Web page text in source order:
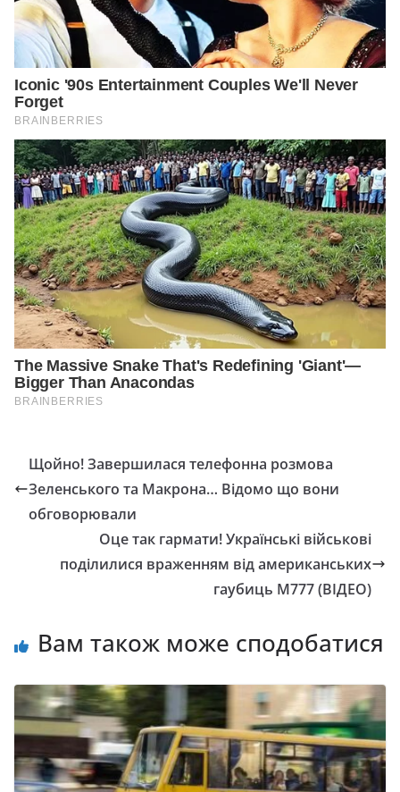
Щойно! Завершилася телефонна розмова
Зеленського та Макрона… Відомо що вони
обговорювали
Оце так гармати! Українські військові
поділилися враженням від американських
гаубиць М777 (ВІДЕО)
Вам також може сподобатися